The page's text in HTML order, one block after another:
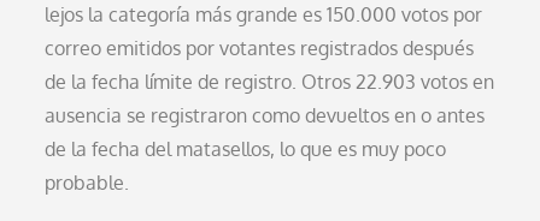
lejos la categoría más grande es 150.000 votos por
correo emitidos por votantes registrados después
de la fecha límite de registro. Otros 22.903 votos en
ausencia se registraron como devueltos en o antes
de la fecha del matasellos, lo que es muy poco
probable.